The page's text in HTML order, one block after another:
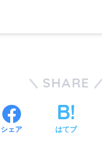
SHARE
シェア はてブ